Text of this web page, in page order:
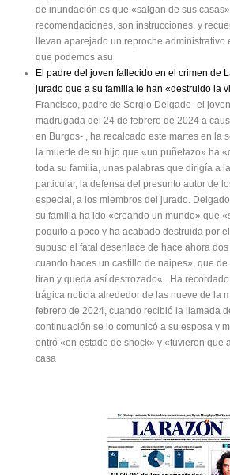
de inundación es que «salgan de sus
recomendaciones, son instrucciones, y
llevan aparejado un reproche administrativo
que podemos asu
El padre del joven fallecido en el crimen de
jurado que a su familia le han «destruido la
Francisco, padre de Sergio Delgado -el
madrugada del 24 de febrero de 2024 a
en Burgos- , ha recalcado este martes en la
la muerte de su hijo que «un puñetazo» ha
toda su familia, unas palabras que dirigía a
particular, la defensa del presunto autor de
especial, a los miembros del jurado.
su familia ha ido «creando un mundo» que
poquito a poco y ha acabado destruida por
supuso el fatal desenlace de hace ahora
cuando haces un castillo de naipes», que de
tiran y queda así destrozado« . Ha
trágica noticia alrededor de las nueve de la
febrero de 2024, cuando recibió la llamada
continuación se lo comunicó a su esposa y
entró «en estado de shock» y «tuvieron que
casa